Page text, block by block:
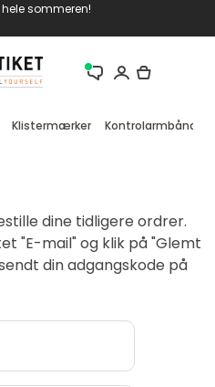
sommeren!
Klistermærker Kontrolarmbånd
dine tidligere ordrer.
"E-mail" og klik på "Glemt
din adgangskode på